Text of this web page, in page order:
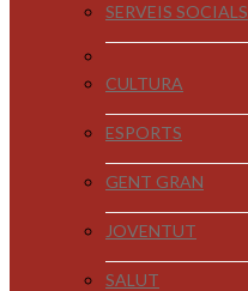
SERVEIS SOCIALS
CULTURA
ESPORTS
GENT GRAN
JOVENTUT
SALUT